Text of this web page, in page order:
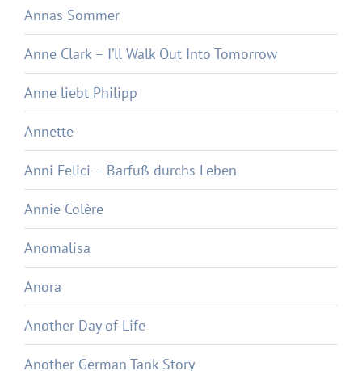
Annas Sommer
Anne Clark – I’ll Walk Out Into Tomorrow
Anne liebt Philipp
Annette
Anni Felici – Barfuß durchs Leben
Annie Colère
Anomalisa
Anora
Another Day of Life
Another German Tank Story